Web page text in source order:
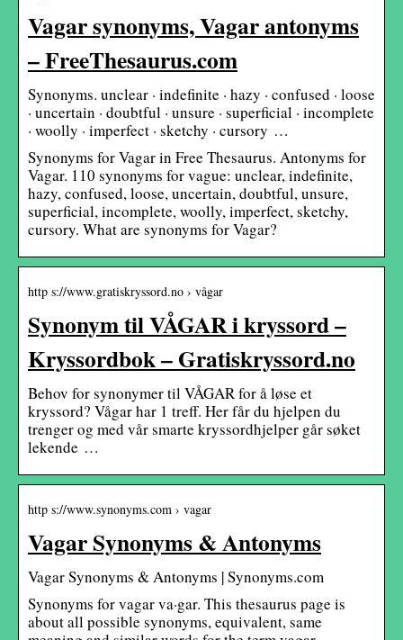
Vagar synonyms, Vagar antonyms
– FreeThesaurus.com
Synonyms. unclear · indefinite · hazy · confused · loose
· uncertain · doubtful · unsure · superficial · incomplete
· woolly · imperfect · sketchy · cursory …
Synonyms for Vagar in Free Thesaurus. Antonyms for
Vagar. 110 synonyms for vague: unclear, indefinite,
hazy, confused, loose, uncertain, doubtful, unsure,
superficial, incomplete, woolly, imperfect, sketchy,
cursory. What are synonyms for Vagar?
http s://www.gratiskryssord.no › vågar
Synonym til VÅGAR i kryssord –
Kryssordbok – Gratiskryssord.no
Behov for synonymer til VÅGAR for å løse et
kryssord? Vågar har 1 treff. Her får du hjelpen du
trenger og med vår smarte kryssordhjelper går søket
lekende …
http s://www.synonyms.com › vagar
Vagar Synonyms & Antonyms
Vagar Synonyms & Antonyms | Synonyms.com
Synonyms for vagar va·gar. This thesaurus page is
about all possible synonyms, equivalent, same